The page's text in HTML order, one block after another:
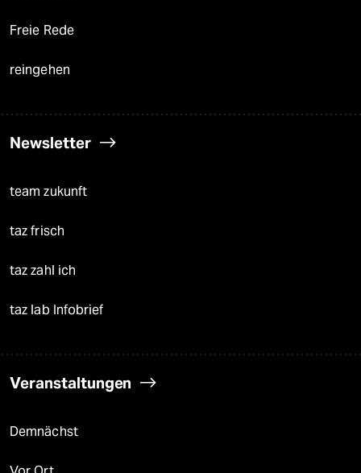
Freie Rede
reingehen
Newsletter
team zukunft
taz frisch
taz zahl ich
taz lab Infobrief
Veranstaltungen
Demnächst